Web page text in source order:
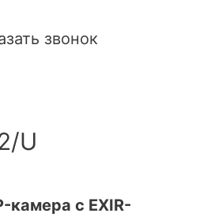
звонок
U
камера с EXIR-